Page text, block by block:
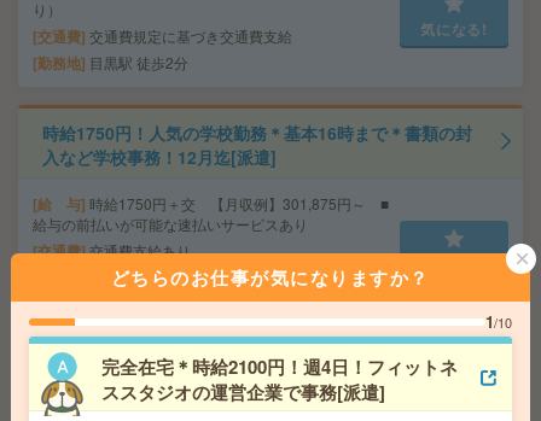
り）
交通費 交通費規定に基づき交通費支給
勤務地 目黒駅 徒歩2分
気になる!
時給1750円！人気の学校勤務＊基本16時まで＊書類の封
入など学校事務！12月迄[派遣]
給 与 時給1750円＋交 【月収例】301,875円～ ■
給与の前払いが可能な速払いサービスあり
交通費 交通費支給あり
東京都千代田区 中央・総武線各停 飯田橋駅
徒歩7分
【完全在宅＊時給1850円】電子書籍サービス運営企業で
サイト更新や管理[派遣]
どちらのお仕事が気になりますか？
1/10
完全在宅＊時給2100円！週4日！フィットネ
ススタジオの運営企業で事務[派遣]